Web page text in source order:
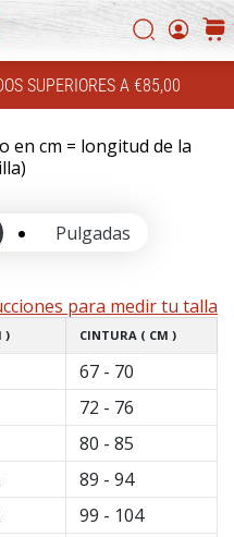
SUPERIORES A €85,00
Buscar
Buscar
en cm = longitud de la
Pulgadas
para medir tu talla
) CINTURA ( CM )
67 - 70
72 - 76
80 - 85
89 - 94
99 - 104